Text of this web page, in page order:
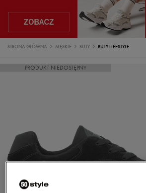
STRONA GŁÓWNA MĘSKIE BUTY BUTY LIFESTYLE
PRODUKT NIEDOSTĘPNY